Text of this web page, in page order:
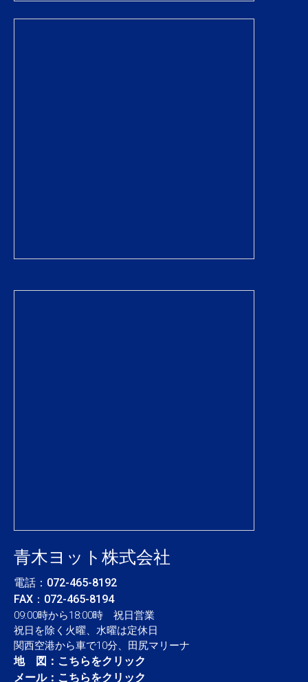
青木ヨット株式会社
電話： 072-465-8192
FAX：072-465-8194
09:00時から18:00時 祝日営業
祝日を除く火曜、水曜は定休日
関西空港から車で10分、田尻マリーナ
地 図： こちらをクリック
メール： こちらをクリック